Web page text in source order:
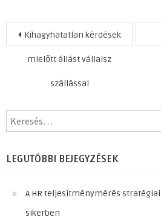
Bejegyzés
navigáció
Kihagyhatatlan kérdések
mielőtt állást vállalsz
szállással
LEGUTÓBBI BEJEGYZÉSEK
A HR teljesítménymérés
sikerben